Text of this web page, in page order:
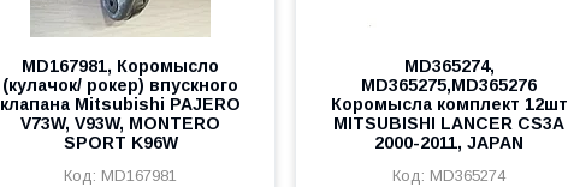
MD167981, Коромысло
(кулачок/ рокер) впускного
клапана Mitsubishi PAJERO
V73W, V93W, MONTERO
SPORT K96W
MD167981
MD365274,
MD365275,MD365276
Коромысла комплект 12шт
MITSUBISHI LANCER CS3A
2000-2011, JAPAN
MD365274